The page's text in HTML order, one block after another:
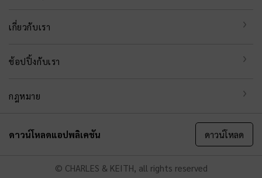
เกี่ยวกับเรา
ช้อปปิ้งกับเรา
กฎหมาย
ดาวน์โหลดแอปพลิเคชัน ดาวน์โหลด
© CHARLES & KEITH, all rights reserved